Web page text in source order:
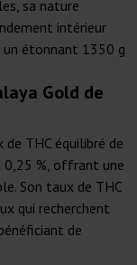
sa nature
intérieur
étonnant 1350 g
Gold de
THC équilibré de
0,25 %, offrant une
Son taux de THC
qui recherchent
de